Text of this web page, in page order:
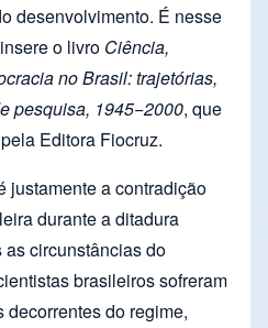
desenvolvimento. É nesse
o livro Ciência,
no Brasil: trajetórias,
pesquisa, 1945−2000, que
Editora Fiocruz.
justamente a contradição
durante a ditadura
circunstâncias do
brasileiros sofreram
do regime,